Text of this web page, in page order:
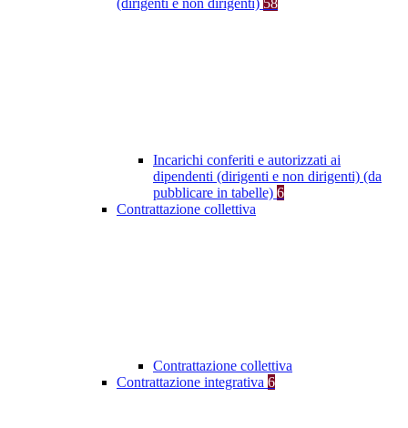
(dirigenti e non dirigenti) 58
Incarichi conferiti e autorizzati ai
dipendenti (dirigenti e non dirigenti) (da
pubblicare in tabelle) 6
Contrattazione collettiva
Contrattazione collettiva
Contrattazione integrativa 6